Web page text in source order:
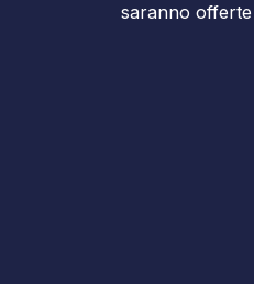
saranno offerte